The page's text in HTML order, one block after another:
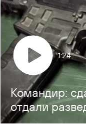
Командир:
отдали
1:24